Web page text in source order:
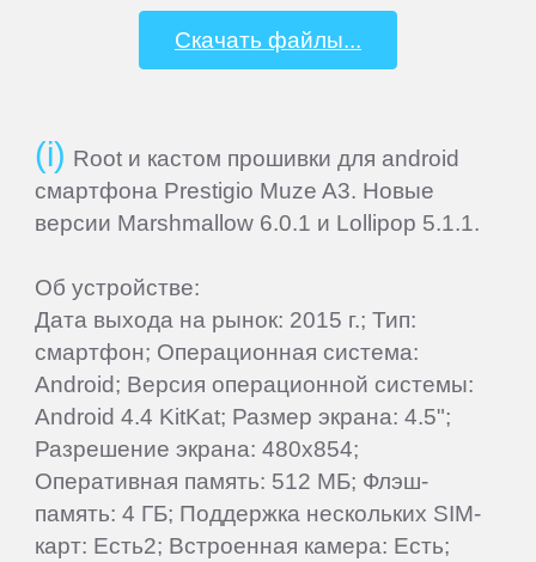
Скачать файлы...
Root и кастом прошивки для android
смартфона Prestigio Muze A3. Новые
версии Marshmallow 6.0.1 и Lollipop 5.1.1.
Об устройстве:
Дата выхода на рынок: 2015 г.; Тип:
смартфон; Операционная система:
Android; Версия операционной системы:
Android 4.4 KitKat; Размер экрана: 4.5";
Разрешение экрана: 480x854;
Оперативная память: 512 МБ; Флэш-
память: 4 ГБ; Поддержка нескольких SIM-
карт: Есть2; Встроенная камера: Есть;
Satellite
GEOFOX
Gigaset
Ginzzu
Globex
Globus